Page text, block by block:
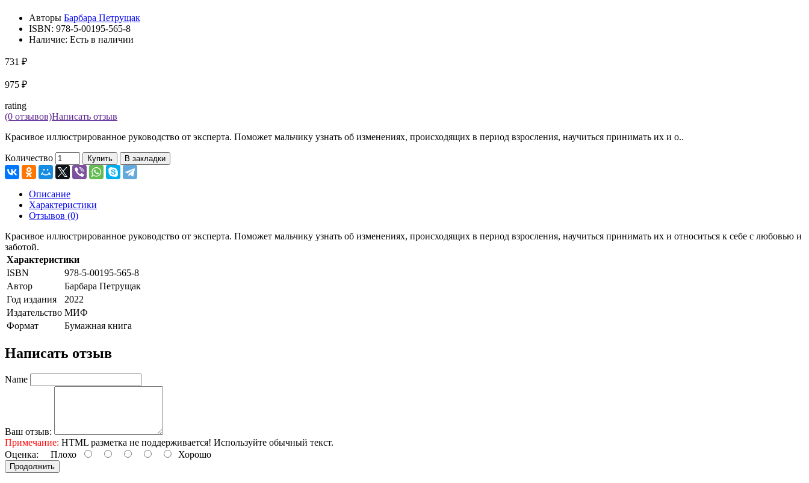
Авторы Барбара Петрущак
ISBN: 978-5-00195-565-8
Наличие: Есть в наличии
731 ₽
975 ₽
rating
(0 отзывов)Написать отзыв
Красивое иллюстрированное руководство от эксперта. Поможет мальчику узнать об изменениях, происходящих в период взросления, научиться принимать их и о..
Количество Купить В закладки
Описание
Характеристики
Отзывов (0)
Красивое иллюстрированное руководство от эксперта. Поможет мальчику узнать об изменениях, происходящих в период взросления, научиться принимать их и относиться к себе с любовью и
заботой.
Характеристики
ISBN
978-5-00195-565-8
Автор
Барбара Петрущак
Год издания
2022
Издательство МИФ
Формат
Бумажная книга
Написать отзыв
Name
Ваш отзыв:
Примечание: HTML разметка не поддерживается! Используйте обычный текст.
Оценка: Плохо Хорошо
Продолжить